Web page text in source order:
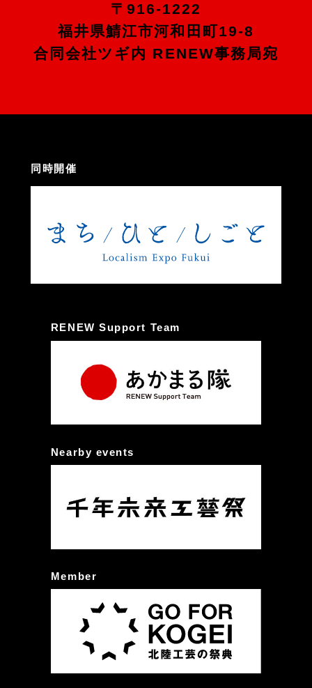
〒916-1222
福井県鯖江市河和田町19-8
合同会社ツギ内 RENEW事務局宛
同時開催
RENEW Support Team
Nearby events
Member